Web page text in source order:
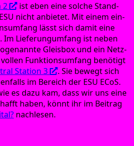
2
ist eben eine sol­che Stand-
nicht anbie­tet. Mit einem ein­
lässt sich damit eine
Im Lie­fe­rung­um­fang ist neben
Gleis­box und ein Netz­
Funk­ti­ons­um­fang benö­tigt
Sta­ti­on 3
. Sie bewegt sich
im Bereich der ESU ECoS.
es dazu kam, dass wir uns eine
haben, könnt ihr im Bei­trag
nachlesen.